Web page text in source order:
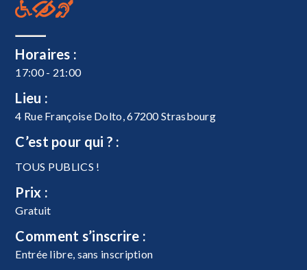
Horaires :
17:00 - 21:00
Lieu :
4 Rue Françoise Dolto, 67200 Strasbourg
C’est pour qui ? :
TOUS PUBLICS !
Prix :
Gratuit
Comment s’inscrire :
Entrée libre, sans inscription